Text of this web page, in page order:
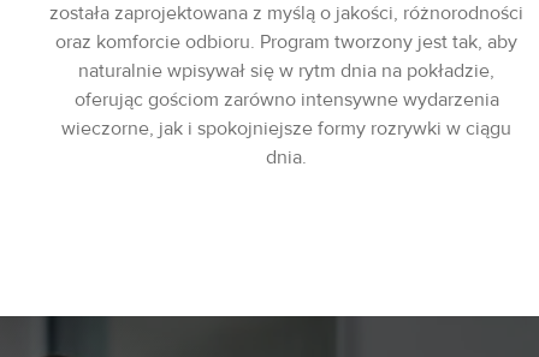
została zaprojektowana z myślą o jakości, różnorodności
oraz komforcie odbioru. Program tworzony jest tak, aby
naturalnie wpisywał się w rytm dnia na pokładzie,
oferując gościom zarówno intensywne wydarzenia
wieczorne, jak i spokojniejsze formy rozrywki w ciągu
dnia.